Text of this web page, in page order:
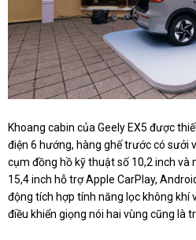
Khoang cabin của Geely EX5 được
điện 6 hướng, hàng ghế trước có sưởi
cụm đồng hồ kỹ thuật số 10,2 inch
15,4 inch hỗ trợ Apple CarPlay,
động tích hợp tính năng lọc không khí
điều khiển giọng nói hai vùng cũng là